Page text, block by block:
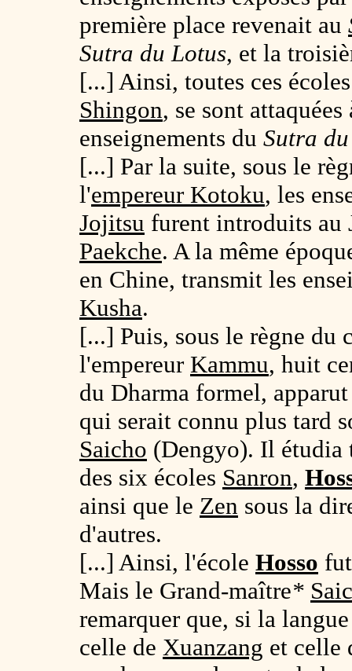
première place revenait au
Sutra du Lotus, et la
[...] Ainsi, toutes ces
Shingon, se sont
enseignements du Sutra
[...] Par la suite, sous le
l'empereur Kotoku, les
Jojitsu furent introduits au
Paekche. A la même
en Chine, transmit les
Kusha.
[...] Puis, sous le règne du
l'empereur Kammu, huit
du Dharma formel,
qui serait connu plus tard
Saicho (Dengyo). Il étudia
des six écoles Sanron,
ainsi que le Zen sous la
d'autres.
[...] Ainsi, l'école Hosso
Mais le Grand-maître*
remarquer que, si la
celle de Xuanzang et celle